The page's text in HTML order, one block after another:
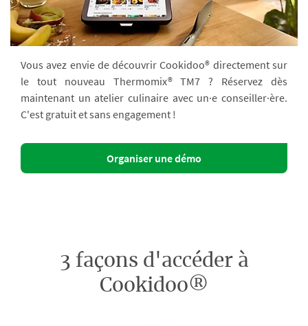
Vous avez envie de découvrir Cookidoo® directement sur
le tout nouveau Thermomix® TM7 ? Réservez dès
maintenant un atelier culinaire avec un·e conseiller·ère.
C'est gratuit et sans engagement !
Organiser une démo
3 façons d'accéder à
Cookidoo®